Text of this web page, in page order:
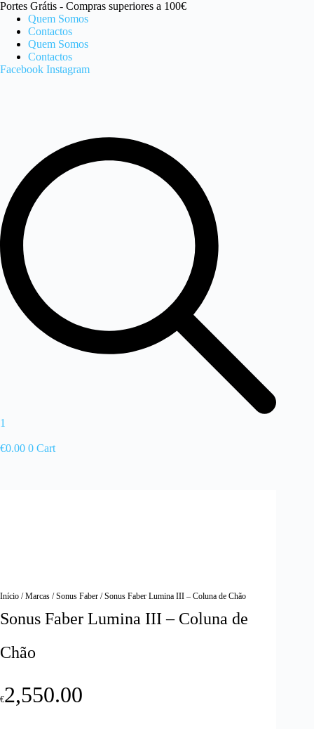
Pular
para
conteúdo
Portes Grátis - Compras superiores a 100€
Quem Somos
Contactos
Quem Somos
Contactos
Facebook Instagram
1
€0.00 0 Cart
Início /Marcas /Sonus Faber / Sonus Faber Lumina III – Coluna de Chão
Sonus Faber Lumina III – Coluna de
Chão
€2,550.00